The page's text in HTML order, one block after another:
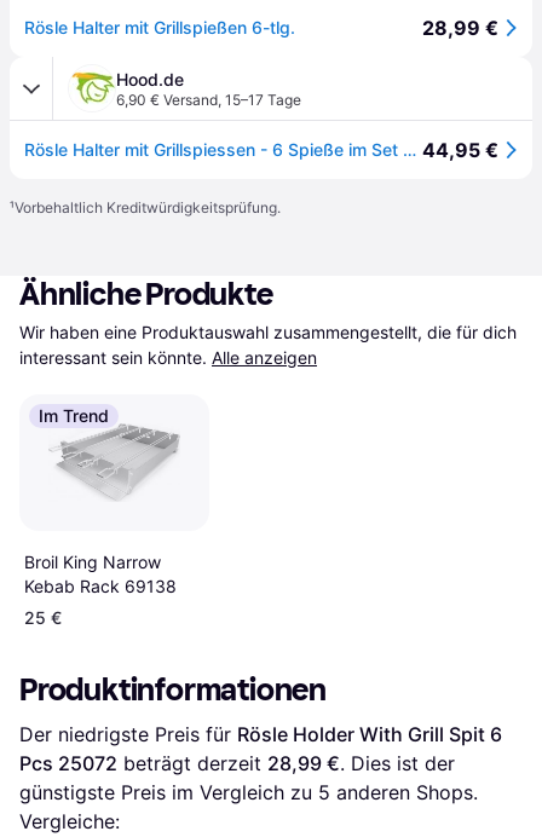
Rösle Halter mit Grillspießen 6-tlg. 28,99 €
Hood.de
6,90 € Versand, 15–17 Tage
Rösle Halter mit Grillspiessen - 6 Spieße im Set mit Halterung 250072 44,95 €
¹Vorbehaltlich Kreditwürdigkeitsprüfung.
Ähnliche Produkte
Wir haben eine Produktauswahl zusammengestellt, die für dich
interessant sein könnte. Alle anzeigen
Im Trend
Broil King Narrow
Kebab Rack 69138
25 €
Produktinformationen
Der niedrigste Preis für Rösle Holder With Grill Spit 6
Pcs 25072 beträgt derzeit 28,99 €. Dies ist der
günstigste Preis im Vergleich zu 5 anderen Shops.
Vergleiche: